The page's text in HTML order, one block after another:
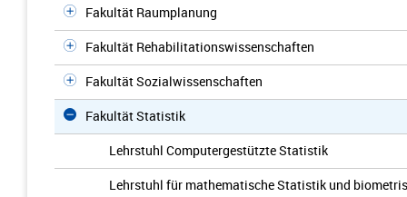
Fakultät Raumplanung
Fakultät Rehabilitationswissenschaften
Fakultät Sozialwissenschaften
Fakultät Statistik
Lehrstuhl Computergestützte Statistik
Lehrstuhl für mathematische Statistik und